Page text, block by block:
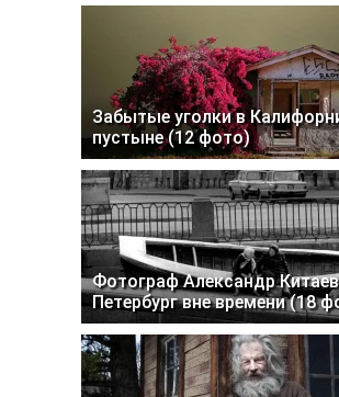
Забытые уголки в
пустыне (12 фото)
Фотограф Александр Китаев
Петербург вне времени (18